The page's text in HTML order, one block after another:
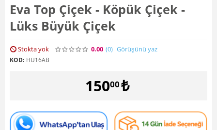
Eva Top Çiçek - Köpük Çiçek -
Lüks Büyük Çiçek
Stokta yok 0.00 (0) Görüşünü yaz
KOD: HU16AB
15000₺